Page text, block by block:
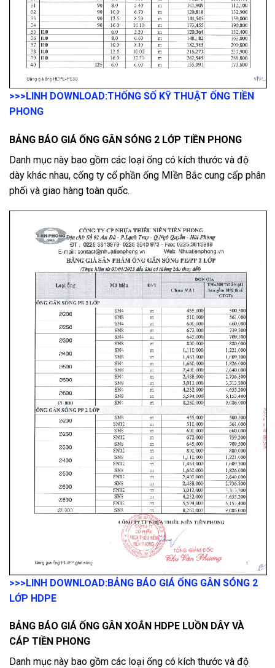
>>>LINH DOWNLOAD:THỐNG SỐ KỸ THUẬT ỐNG TIỀN
PHONG
BẢNG BÁO GIÁ ỐNG GÂN SÓNG 2 LỚP TIỀN PHONG
Danh mục này bao gồm các loại ống có kích thước và độ
dày khác nhau, cống ty cổ phần ống MIền Bắc cung cấp phân
phối và giao hàng toàn quốc.
>>>LINH DOWNLOAD:BẢNG BÁO GIÁ ỐNG GÂN SÓNG 2
LỚP HDPE
BẢNG BÁO GIÁ ỐNG GÂN XOẮN HDPE LUỒN DÂY VÀ
CÁP TIỀN PHONG
Danh mục này bao gồm các loại ống có kích thước và độ